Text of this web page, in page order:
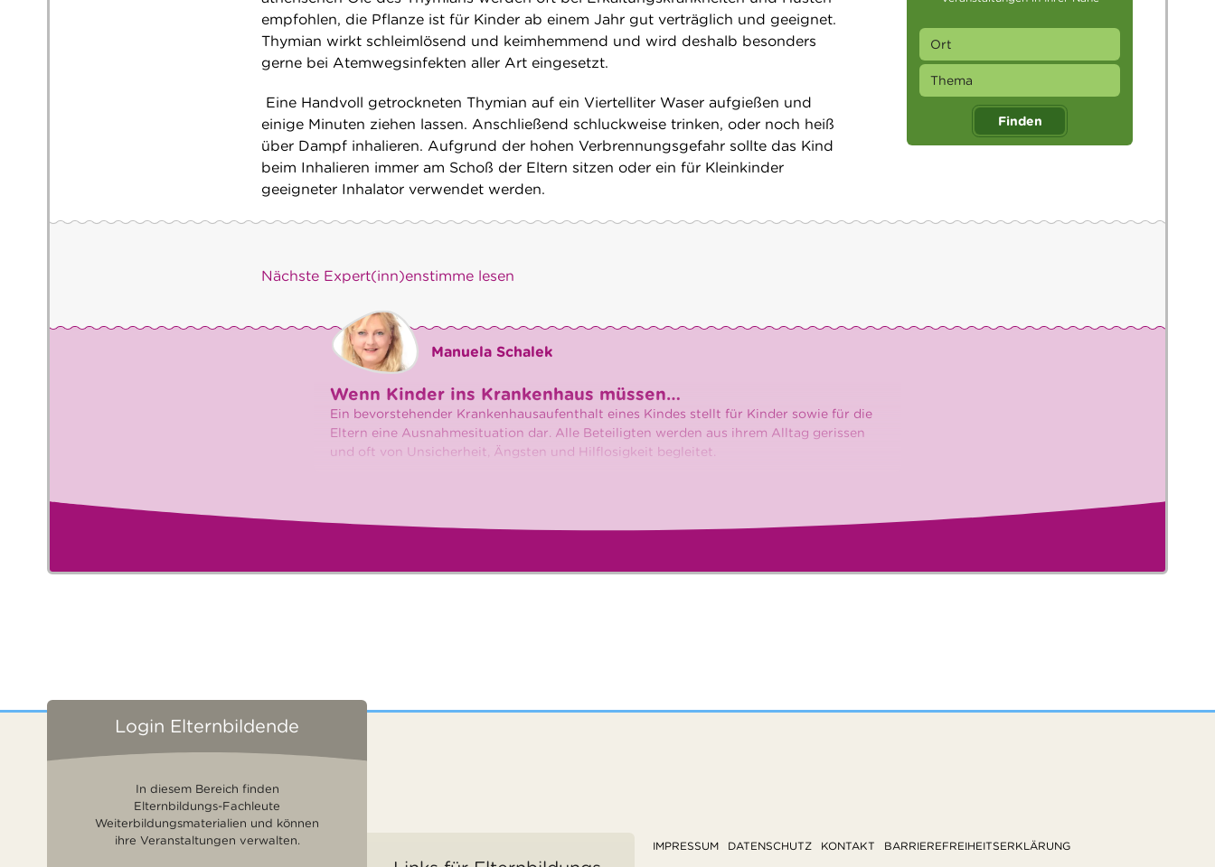
empfohlen, die Pflanze ist für Kinder ab einem Jahr gut verträglich und geeignet.
Thymian wirkt schleimlösend und keimhemmend und wird deshalb besonders
gerne bei Atemwegsinfekten aller Art eingesetzt.
Eine Handvoll getrockneten Thymian auf ein Viertelliter Waser aufgießen und
einige Minuten ziehen lassen. Anschließend schluckweise trinken, oder noch heiß
über Dampf inhalieren. Aufgrund der hohen Verbrennungsgefahr sollte das Kind
beim Inhalieren immer am Schoß der Eltern sitzen oder ein für Kleinkinder
geeigneter Inhalator verwendet werden.
Finden
Nächste Expert(inn)enstimme lesen
Manuela Schalek
Wenn Kinder ins Krankenhaus müssen…
Ein bevorstehender Krankenhausaufenthalt eines Kindes stellt für Kinder sowie für die
Eltern eine Ausnahmesituation dar. Alle Beteiligten werden aus ihrem Alltag gerissen
und oft von Unsicherheit, Ängsten und Hilflosigkeit begleitet.
Login Elternbildende
In diesem Bereich finden
Elternbildungs-Fachleute
Weiterbildungsmaterialien und können
ihre Veranstaltungen verwalten.
IMPRESSUM DATENSCHUTZ KONTAKT BARRIEREFREIHEITSERKLÄRUNG